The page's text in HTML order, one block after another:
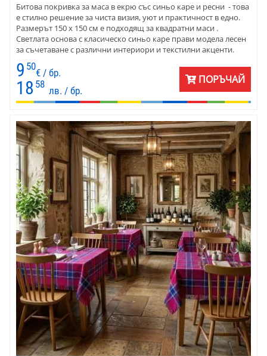
Битова покривка за маса в екрю със синьо каре и ресни - това
е стилно решение за чиста визия, уют и практичност в едно.
Размерът 150 x 150 см е подходящ за квадратни маси .
Светлата основа с класическо синьо каре прави модела лесен
за съчетаване с различни интериори и текстилни акценти.
Подходяща е за дома и за ресторанти, механи , които искат да
създадат приветлива и запомняща се атмосфера.
9 50
€ / бр.
18 58
лв. / бр.
ПОРЪЧАЙ